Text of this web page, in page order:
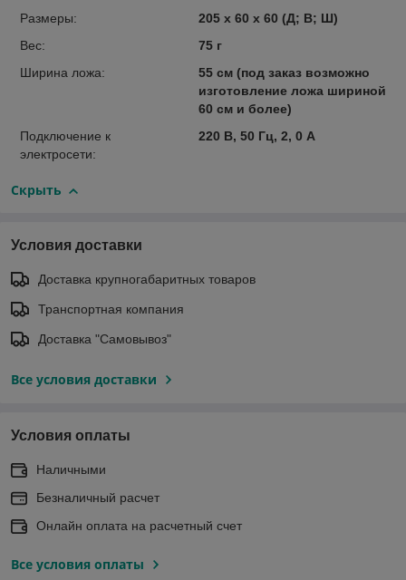
Размеры:
205 х 60 х 60 (Д; В; Ш)
Вес:
75 г
Ширина ложа:
55 см (под заказ возможно
изготовление ложа шириной
60 см и более)
Подключение к
электросети:
220 В, 50 Гц, 2, 0 А
Скрыть
Условия доставки
Доставка крупногабаритных товаров
Транспортная компания
Доставка "Самовывоз"
Все условия доставки
Условия оплаты
Наличными
Безналичный расчет
Онлайн оплата на расчетный счет
Все условия оплаты